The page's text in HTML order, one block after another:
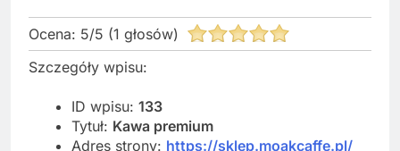
Ocena: 5/5 (1 głosów)
Szczegóły wpisu:
ID wpisu: 133
Tytuł: Kawa premium
Adres strony: https://sklep.moakcaffe.pl/